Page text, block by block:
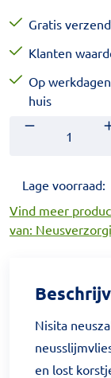
Gratis
Klanten
Op
huis
Aantal
Voer het
Lage voorraad:
Vind meer
van:
Nisita
en lost